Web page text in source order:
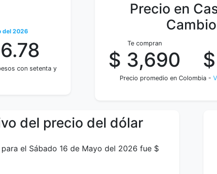
del 2026
con setenta y
Precio en
Cambio
Te compran
$ 3,690
Precio promedio en Colombia -
del precio del dólar
el Sábado 16 de Mayo del 2026 fue $